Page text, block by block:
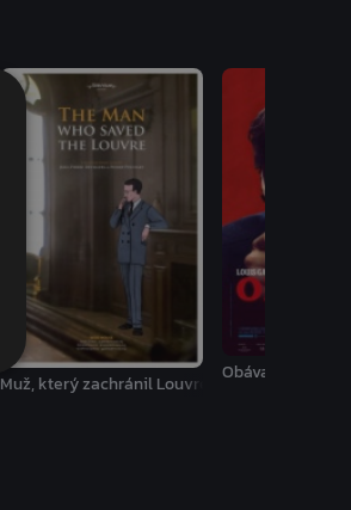
Muž, který zachránil Louvre Obávaný